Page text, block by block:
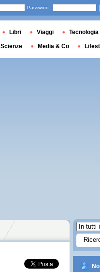
Password
Libri Viaggi Tecnologia
Scienze Media & Co